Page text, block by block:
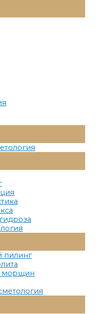
Меню
Меню
пилинг
морщин